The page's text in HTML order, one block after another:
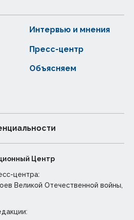
Интервью и мнения
Пресс-центр
Объясняем
Центр
центра:
Великой Отечественной войны,